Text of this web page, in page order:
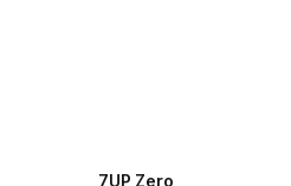
7UP Zero